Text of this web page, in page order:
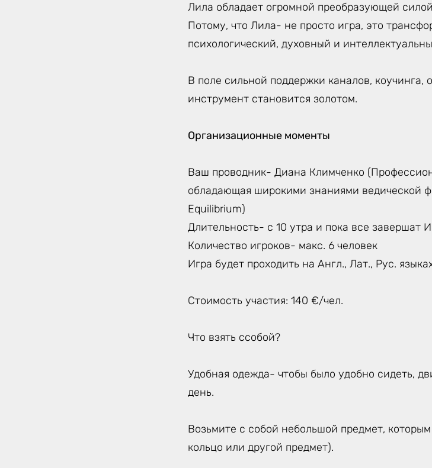
Лила обладает огромной преобразующей
Потому, что Лила- не просто игра, это
психологический, духовный и
В поле сильной поддержки каналов, коучинга,
инструмент становится золотом.
Организационные моменты
Ваш проводник- Диана Климченко
обладающая широкими знаниями ведической
Equilibrium)
Длительность- с 10 утра и пока все завершат
Количество игроков- макс. 6 человек
Игра будет проходить на Англ., Лат., Рус.
Стоимость участия: 140 €/чел.
Что взять ссобой?
Удобная одежда- чтобы было удобно сидеть,
день.
Возьмите с собой небольшой предмет,
кольцо или другой предмет).